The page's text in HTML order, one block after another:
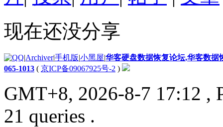
现在还没分享
|Archiver|手机版|小黑屋|华客硬盘数据恢复论坛,华客数
065-1013 ( 京ICP备09067925号-2 )
GMT+8, 2026-8-7 17:12 ,
21 queries .